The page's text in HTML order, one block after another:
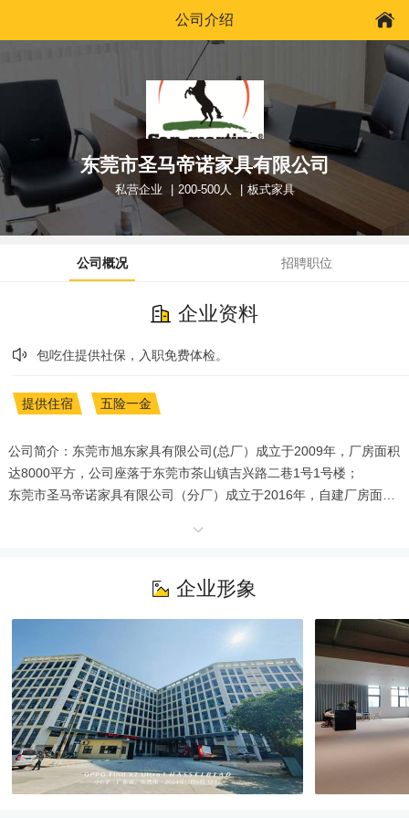
公司介绍
东莞市圣马帝诺家具有限公司
私营企业 200-500人 板式家具
公司概况 招聘职位
企业资料
包吃住提供社保，入职免费体检。
提供住宿 五险一金
公司简介：东莞市旭东家具有限公司(总厂）成立于2009年，厂房面积
达8000平方，公司座落于东莞市茶山镇吉兴路二巷1号1号楼；
东莞市圣马帝诺家具有限公司（分厂）成立于2016年，自建厂房面积
公司地址：东莞市茶山镇吉兴路二巷1号1号楼
企业形象